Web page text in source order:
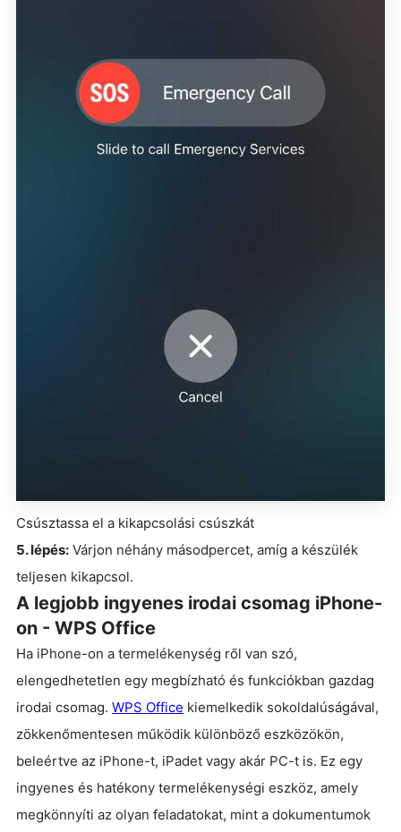
Csúsztassa el a kikapcsolási csúszkát
5. lépés: Várjon néhány másodpercet, amíg a készülék
teljesen kikapcsol.
A legjobb ingyenes irodai csomag iPhone-
on - WPS Office
Ha iPhone-on a termelékenység ről van szó,
elengedhetetlen egy megbízható és funkciókban gazdag
irodai csomag. WPS Office kiemelkedik sokoldalúságával,
zökkenőmentesen működik különböző eszközökön,
beleértve az iPhone-t, iPadet vagy akár PC-t is. Ez egy
ingyenes és hatékony termelékenységi eszköz, amely
megkönnyíti az olyan feladatokat, mint a dokumentumok